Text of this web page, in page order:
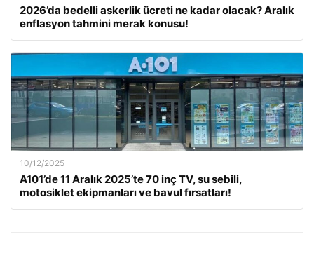
2026’da bedelli askerlik ücreti ne kadar olacak? Aralık
enflasyon tahmini merak konusu!
10/12/2025
A101’de 11 Aralık 2025’te 70 inç TV, su sebili,
motosiklet ekipmanları ve bavul fırsatları!